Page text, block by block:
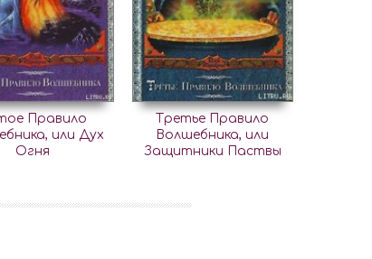
Правило
или Дух
Огня
Третье Правило
Волшебника, или
Защитники Паствы